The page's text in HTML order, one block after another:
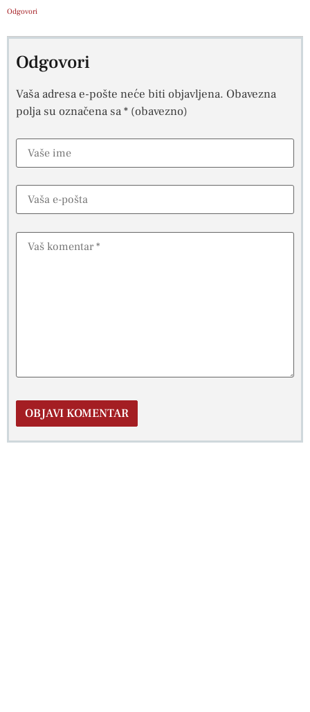
Odgovori
Odgovori
Vaša adresa e-pošte neće biti objavljena. Obavezna
polja su označena sa* (obavezno)